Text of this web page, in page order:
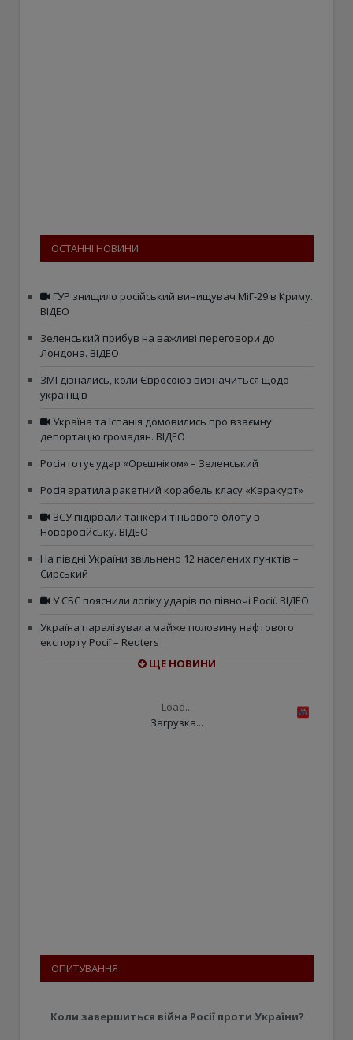
ОСТАННІ НОВИНИ
ГУР знищило російський винищувач МіГ-29 в Криму.
ВІДЕО
Зеленський прибув на важливі переговори до
Лондона. ВІДЕО
ЗМІ дізнались, коли Євросоюз визначиться щодо
українців
Україна та Іспанія домовились про взаємну
депортацію громадян. ВІДЕО
Росія готує удар «Орєшніком» – Зеленський
Росія вратила ракетний корабель класу «Каракурт»
ЗСУ підірвали танкери тіньового флоту в
Новоросійську. ВІДЕО
На півдні України звільнено 12 населених пунктів –
Сирський
У СБС пояснили логіку ударів по півночі Росії. ВІДЕО
Україна паралізувала майже половину нафтового
експорту Росії – Reuters
ЩЕ НОВИНИ
Load...
Загрузка...
ОПИТУВАННЯ
Коли завершиться війна Росії проти України?